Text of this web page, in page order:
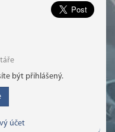
být přihlášený.
účet